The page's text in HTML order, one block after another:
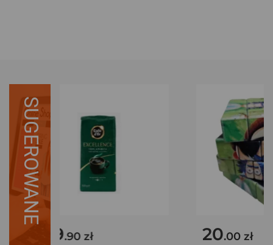
SUGEROWANE
.90 zł 20.00 zł